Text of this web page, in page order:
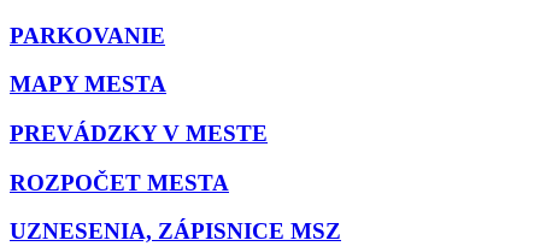
PARKOVANIE
MAPY MESTA
PREVÁDZKY V MESTE
ROZPOČET MESTA
UZNESENIA, ZÁPISNICE MSZ